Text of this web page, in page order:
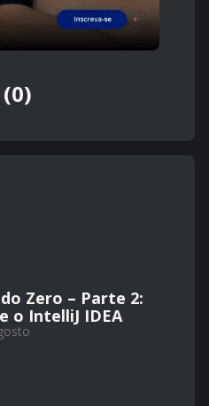
Zero – Parte 2:
o IntelliJ IDEA